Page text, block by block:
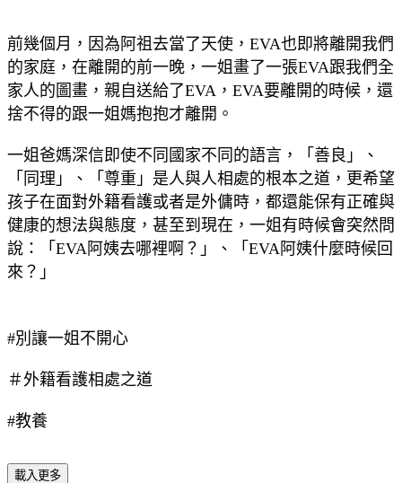
前幾個月，因為阿祖去當了天使，EVA也即將離開我們
的家庭，在離開的前一晚，一姐畫了一張EVA跟我們全
家人的圖畫，親自送給了EVA，EVA要離開的時候，還
捨不得的跟一姐媽抱抱才離開。
一姐爸媽深信即使不同國家不同的語言，「善良」、
「同理」、「尊重」是人與人相處的根本之道，更希望
孩子在面對外籍看護或者是外傭時，都還能保有正確與
健康的想法與態度，甚至到現在，一姐有時候會突然問
說：「EVA阿姨去哪裡啊？」、「EVA阿姨什麼時候回
來？」
#別讓一姐不開心
＃外籍看護相處之道
#教養
載入更多